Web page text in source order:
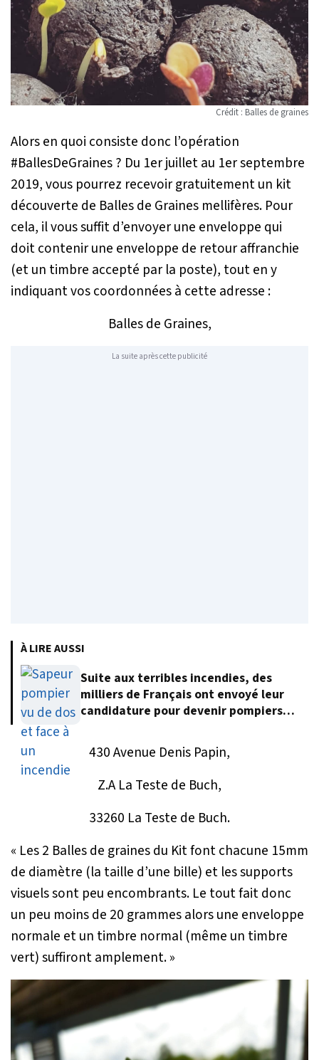
Crédit : Balles de graines
Alors en quoi consiste donc l’opération
#BallesDeGraines ? Du 1er juillet au 1er septembre
2019, vous pourrez recevoir gratuitement un kit
découverte de Balles de Graines mellifères. Pour
cela, il vous suffit d’envoyer une enveloppe qui
doit contenir une enveloppe de retour affranchie
(et un timbre accepté par la poste), tout en y
indiquant vos coordonnées à cette adresse :
Balles de Graines,
La suite après cette publicité
À LIRE AUSSI
Suite aux terribles incendies, des
milliers de Français ont envoyé leur
candidature pour devenir pompiers
430 Avenue Denis Papin,
Z.A La Teste de Buch,
33260 La Teste de Buch.
« Les 2 Balles de graines du Kit font chacune 15mm
de diamètre (la taille d’une bille) et les supports
visuels sont peu encombrants. Le tout fait donc
un peu moins de 20 grammes alors une enveloppe
normale et un timbre normal (même un timbre
vert) suffiront amplement. »